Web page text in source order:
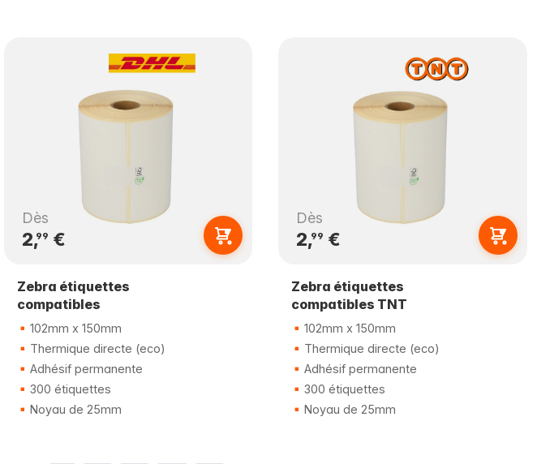
Dès
2,99 €
Zebra étiquettes
compatibles
102mm x 150mm
Thermique directe (eco)
Adhésif permanente
300 étiquettes
Noyau de 25mm
Dès
2,99 €
Zebra étiquettes
compatibles TNT
102mm x 150mm
Thermique directe (eco)
Adhésif permanente
300 étiquettes
Noyau de 25mm